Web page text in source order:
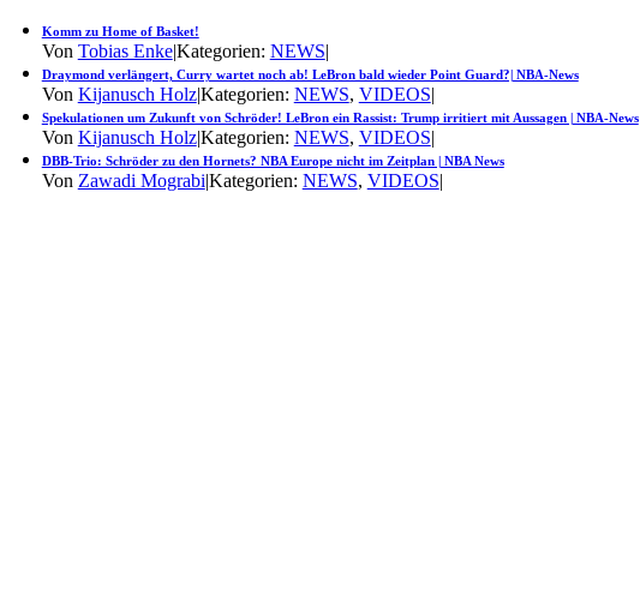
Komm zu Home of Basket!
Von Tobias Enke|Kategorien: NEWS|
Draymond verlängert, Curry wartet noch ab! LeBron bald wieder Point Guard?| NBA-News
Von Kijanusch Holz|Kategorien: NEWS, VIDEOS|
Spekulationen um Zukunft von Schröder! LeBron ein Rassist: Trump irritiert mit Aussagen | NBA-News
Von Kijanusch Holz|Kategorien: NEWS, VIDEOS|
DBB-Trio: Schröder zu den Hornets? NBA Europe nicht im Zeitplan | NBA News
Von Zawadi Mograbi|Kategorien: NEWS, VIDEOS|